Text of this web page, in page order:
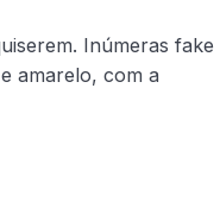
Inúmeras fake
amarelo, com a